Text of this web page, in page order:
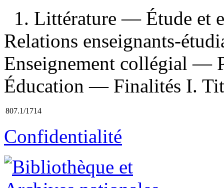
1. Littérature — Étude et
Relations enseignants-
Enseignement collégial —
Éducation — Finalités I.
807.1/1714
Confidentialité